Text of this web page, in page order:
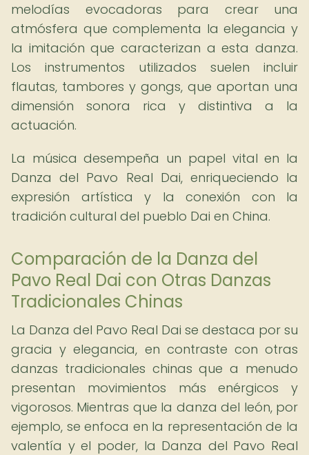
melodías evocadoras para crear una
atmósfera que complementa la elegancia y
la imitación que caracterizan a esta danza.
Los instrumentos utilizados suelen incluir
flautas, tambores y gongs, que aportan una
dimensión sonora rica y distintiva a la
actuación.
La música desempeña un papel vital en la
Danza del Pavo Real Dai, enriqueciendo la
expresión artística y la conexión con la
tradición cultural del pueblo Dai en China.
Comparación de la Danza del
Pavo Real Dai con Otras Danzas
Tradicionales Chinas
La Danza del Pavo Real Dai se destaca por su
gracia y elegancia, en contraste con otras
danzas tradicionales chinas que a menudo
presentan movimientos más enérgicos y
vigorosos. Mientras que la danza del león, por
ejemplo, se enfoca en la representación de la
valentía y el poder, la Danza del Pavo Real